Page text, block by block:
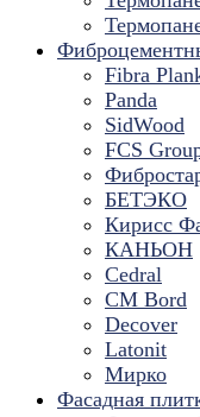
Fibra
Panda
SidWood
FCS
БЕТЭКО
Кирисс
КАНЬОН
Cedral
CM Bord
Decover
Latonit
Мирко
Фасадная